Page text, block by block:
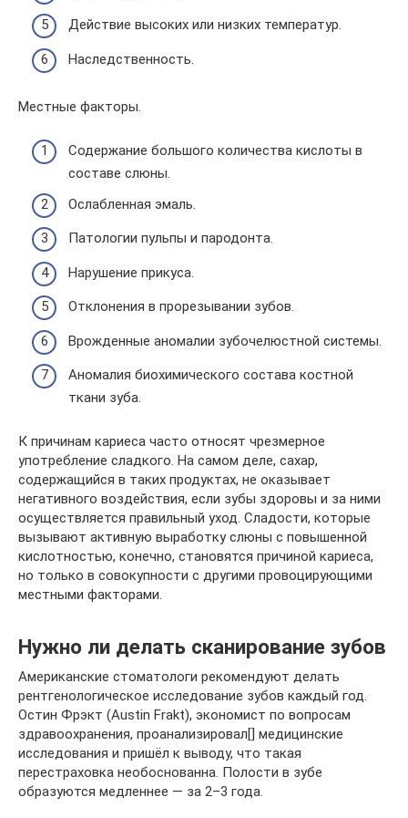
Действие высоких или низких температур.
Наследственность.
Местные факторы.
Содержание большого количества кислоты в
составе слюны.
Ослабленная эмаль.
Патологии пульпы и пародонта.
Нарушение прикуса.
Отклонения в прорезывании зубов.
Врожденные аномалии зубочелюстной системы.
Аномалия биохимического состава костной
ткани зуба.
К причинам кариеса часто относят чрезмерное
употребление сладкого. На самом деле, сахар,
содержащийся в таких продуктах, не оказывает
негативного воздействия, если зубы здоровы и за ними
осуществляется правильный уход. Сладости, которые
вызывают активную выработку слюны с повышенной
кислотностью, конечно, становятся причиной кариеса,
но только в совокупности с другими провоцирующими
местными факторами.
Нужно ли делать сканирование зубов
Американские стоматологи рекомендуют делать
рентгенологическое исследование зубов каждый год.
Остин Фрэкт (Austin Frakt), экономист по вопросам
здравоохранения, проанализировал[] медицинские
исследования и пришёл к выводу, что такая
перестраховка необоснованна. Полости в зубе
образуются медленнее — за 2–3 года.